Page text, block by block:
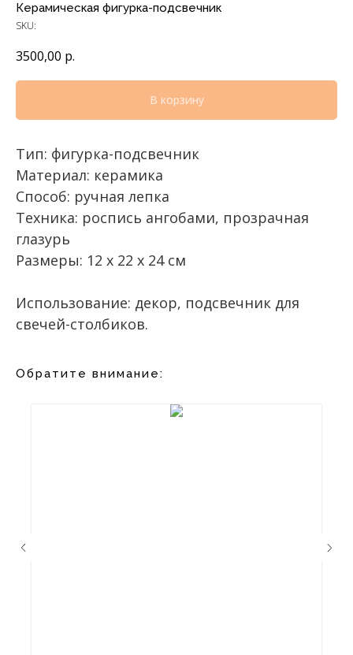
Керамическая фигурка-подсвечник
SKU:
3500,00 р.
В корзину
Тип: фигурка-подсвечник
Материал: керамика
Способ: ручная лепка
Техника: роспись ангобами, прозрачная
глазурь
Размеры: 12 x 22 x 24 см
Использование: декор, подсвечник для
свечей-столбиков.
Обратите внимание: